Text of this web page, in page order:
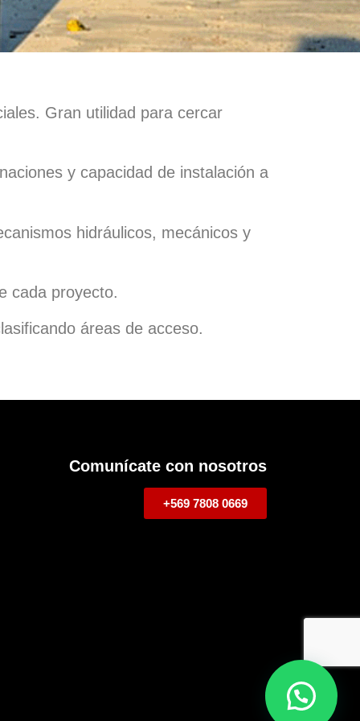
Gran utilidad para cercar
y capacidad de instalación a
hidráulicos, mecánicos y
cada proyecto.
áreas de acceso.
Comunícate con nosotros
+569 7808 0669